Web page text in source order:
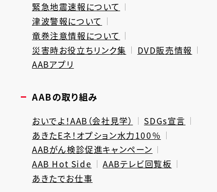
緊急地震速報について
津波警報について
竜巻注意情報について
災害時お役立ちリンク集
DVD販売情報
AABアプリ
AABの取り組み
おいでよ！AAB（会社見学）
SDGs宣言
あきたEネ！オプション水力100％
AABがん検診促進キャンペーン
AAB Hot Side
AABテレビ回覧板
あきたでお仕事